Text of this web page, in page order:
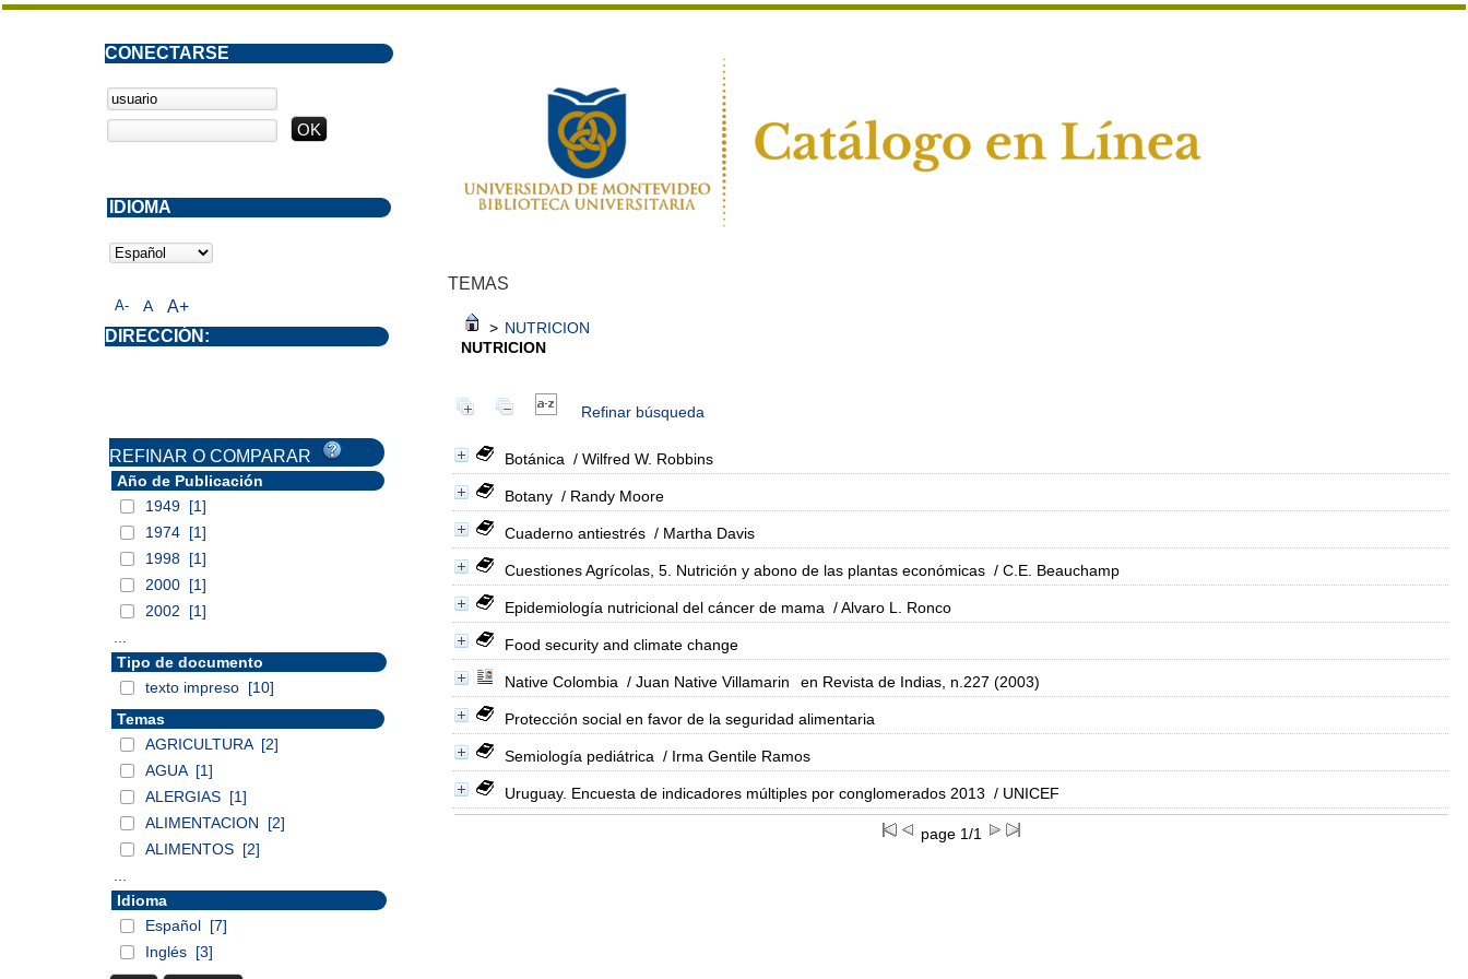
TEMAS
> NUTRICION
NUTRICION
Refinar búsqueda
Botánica / Wilfred W. Robbins
Botany / Randy Moore
Cuaderno antiestrés / Martha Davis
Cuestiones Agrícolas, 5. Nutrición y abono de las plantas económicas / C.E. Beauchamp
Epidemiología nutricional del cáncer de mama / Alvaro L. Ronco
Food security and climate change
Native Colombia / Juan Native Villamarin en Revista de Indias, n.227 (2003)
Protección social en favor de la seguridad alimentaria
Semiología pediátrica / Irma Gentile Ramos
Uruguay. Encuesta de indicadores múltiples por conglomerados 2013 / UNICEF
page 1/1
A- A A+
CONECTARSE
DIRECCIÓN:
IDIOMA
REFINAR O COMPARAR
Año de Publicación
1949 [1]
1974 [1]
1998 [1]
2000 [1]
2002
[1]
Tipo de documento
texto impreso [10]
Temas
AGRICULTURA [2]
AGUA [1]
ALERGIAS [1]
ALIMENTACION
[2]
ALIMENTOS [2]
Idioma
Español [7]
Inglés [3]